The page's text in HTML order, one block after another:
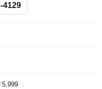
4129
5,999